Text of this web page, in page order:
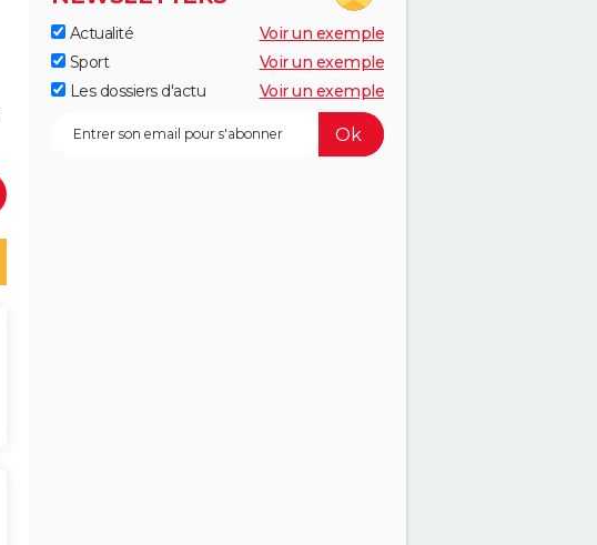
Actualité
Voir un exemple
Sport
Voir un exemple
Les dossiers d'actu
Voir un exemple